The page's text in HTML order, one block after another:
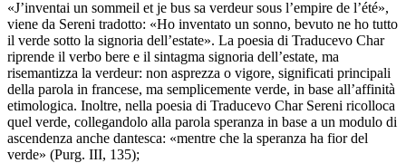
«J’inventai un sommeil et je bus sa verdeur sous l’empire de l’été»,
viene da Sereni tradotto: «Ho inventato un sonno, bevuto ne ho tutto
il verde sotto la signoria dell’estate». La poesia di Traducevo Char
riprende il verbo bere e il sintagma signoria dell’estate, ma
risemantizza la verdeur: non asprezza o vigore, significati principali
della parola in francese, ma semplicemente verde, in base all’affinità
etimologica. Inoltre, nella poesia di Traducevo Char Sereni ricolloca
quel verde, collegandolo alla parola speranza in base a un modulo di
ascendenza anche dantesca: «mentre che la speranza ha fior del
verde» (Purg. III, 135);